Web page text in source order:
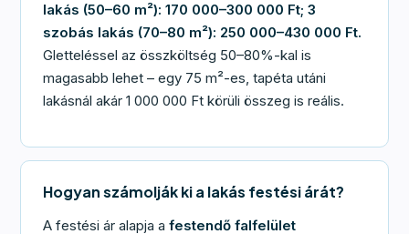
lakás (50–60 m²): 170 000–300 000 Ft; 3
szobás lakás (70–80 m²): 250 000–430 000 Ft.
Gletteléssel az összköltség 50–80%-kal is
magasabb lehet – egy 75 m²-es, tapéta utáni
lakásnál akár 1 000 000 Ft körüli összeg is reális.
Hogyan számolják ki a lakás festési árát?
A festési ár alapja afestendő falfelület